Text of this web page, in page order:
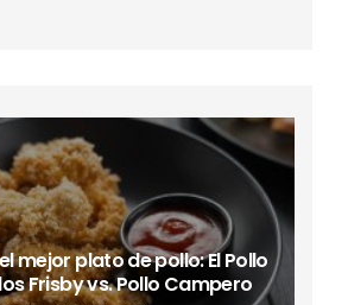
mejor plato de pollo: El Pollo
Frisby vs. Pollo Campero